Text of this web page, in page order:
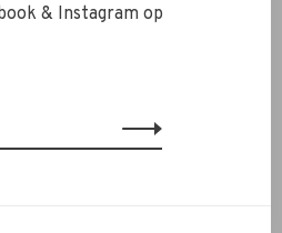
Neem contact op met ons
& Instagram op